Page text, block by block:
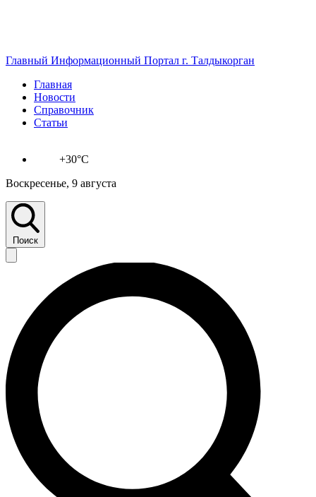
Главный Информационный Портал г. Талдыкорган
Главная
Новости
Справочник
Статьи
+30°C
Воскресенье, 9 августа
Поиск